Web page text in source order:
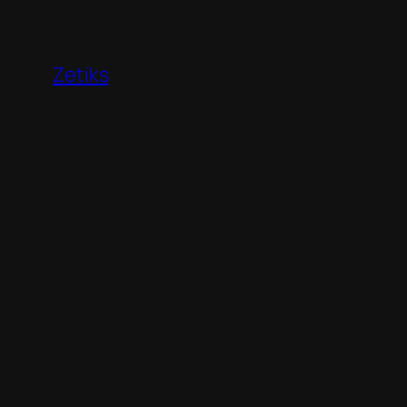
содержимому
Zetiks